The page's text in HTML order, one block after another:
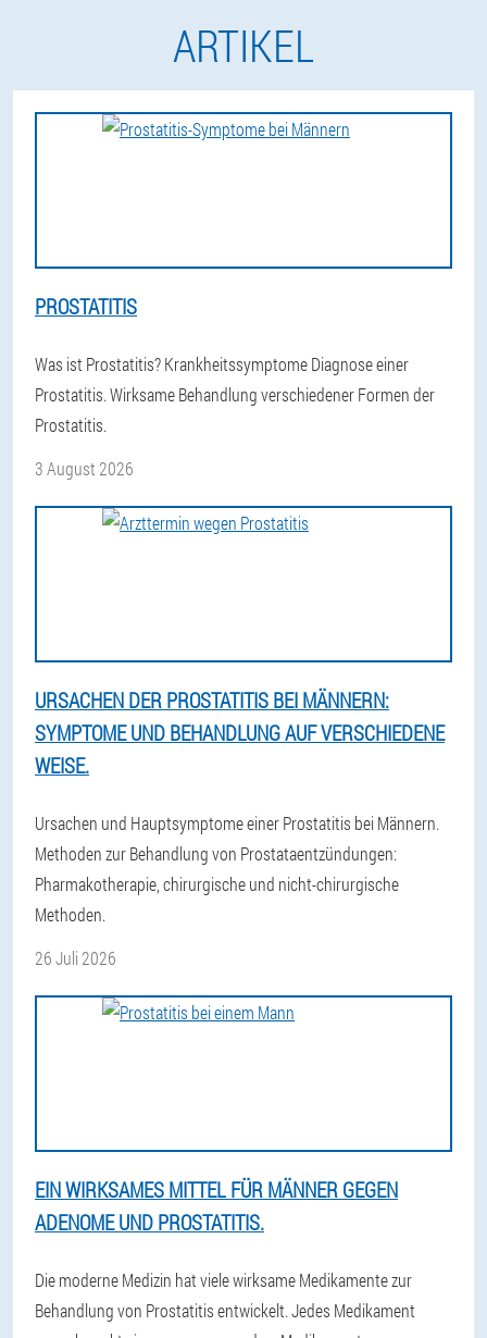
ARTIKEL
PROSTATITIS
Was ist Prostatitis? Krankheitssymptome Diagnose einer
Prostatitis. Wirksame Behandlung verschiedener Formen der
Prostatitis.
3 August 2026
URSACHEN DER PROSTATITIS BEI MÄNNERN:
SYMPTOME UND BEHANDLUNG AUF VERSCHIEDENE
WEISE.
Ursachen und Hauptsymptome einer Prostatitis bei Männern.
Methoden zur Behandlung von Prostataentzündungen:
Pharmakotherapie, chirurgische und nicht-chirurgische
Methoden.
26 Juli 2026
EIN WIRKSAMES MITTEL FÜR MÄNNER GEGEN
ADENOME UND PROSTATITIS.
Die moderne Medizin hat viele wirksame Medikamente zur
Behandlung von Prostatitis entwickelt. Jedes Medikament